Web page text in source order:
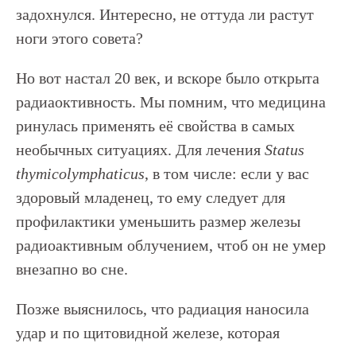
задохнулся. Интересно, не оттуда ли растут
ноги этого совета?
Но вот настал 20 век, и вскоре было открыта
радиаоктивность. Мы помним, что медицина
ринулась применять её свойства в самых
необычных ситуациях. Для лечения Status
thymicolymphaticus, в том числе: если у вас
здоровый младенец, то ему следует для
профилактики уменьшить размер железы
радиоактивным облучением, чтоб он не умер
внезапно во сне.
Позже выяснилось, что радиация наносила
удар и по щитовидной железе, которая